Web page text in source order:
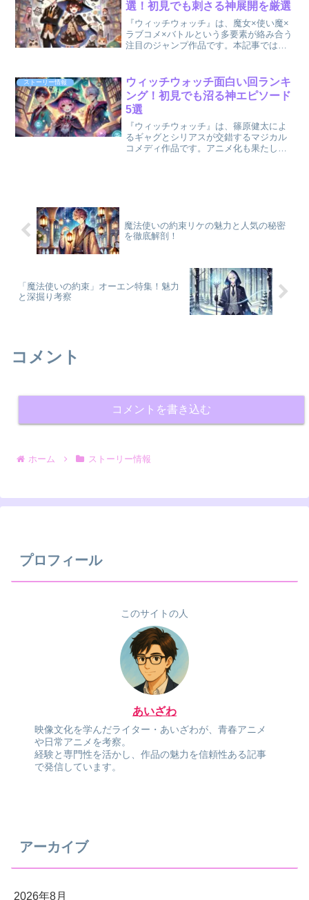
選！初見でも刺さる神展開を厳選
『ウィッチウォッチ』は、魔女×使い魔×
ラブコメ×バトルという多要素が絡み合う
注目のジャンプ作品です。本記事では
めて読む人でも魅力が伝わるおすすめ神
回を厳選して紹介します...
ストーリー情報
ウィッチウォッチ面白い回ランキ
ング！初見でも沼る神エピソード
5選
『ウィッチウォッチ』は、篠原健太によ
るギャグとシリアスが交錯するマジカル
コメディ作品です。アニメ化も果たし話
魔法使いの約束リケの魅力と人気の秘密
を徹底解剖！
「魔法使いの約束」オーエン特集！魅力
と深掘り考察
コメント
コメントを書き込む
ホーム ストーリー情報
プロフィール
このサイトの人
あいざわ
映像文化を学んだライター・あいざわが、青春アニメ
や日常アニメを考察。
経験と専門性を活かし、作品の魅力を信頼性ある記事
で発信しています。
アーカイブ
2026年8月